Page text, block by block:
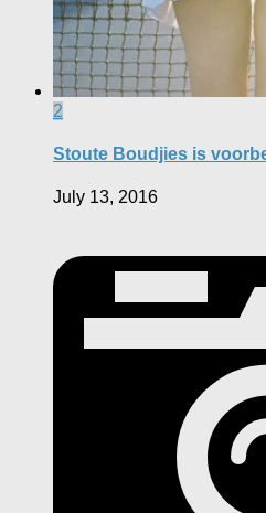
2
Stoute Boudjies is
July 13, 2016